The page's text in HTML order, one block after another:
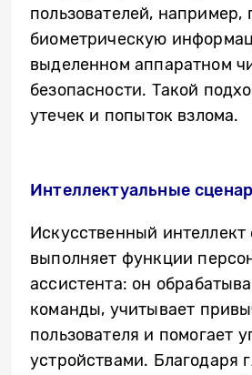
пользователей, например,
биометрическую
выделенном аппаратном
безопасности. Такой
утечек и попыток взлома.
Интеллектуальные
Искусственный интеллект
выполняет функции
ассистента: он
команды, учитывает
пользователя и помогает
устройствами. Благодаря